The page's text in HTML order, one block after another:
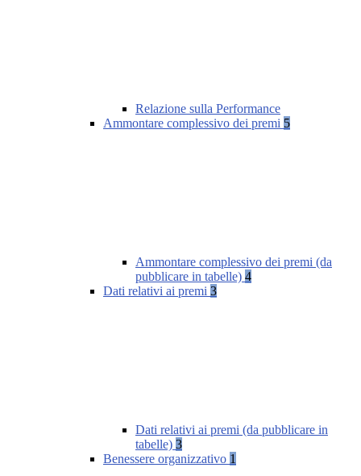
Relazione sulla Performance
Ammontare complessivo dei premi 5
Ammontare complessivo dei premi (da
pubblicare in tabelle) 4
Dati relativi ai premi 3
Dati relativi ai premi (da pubblicare in
tabelle) 3
Benessere organizzativo 1